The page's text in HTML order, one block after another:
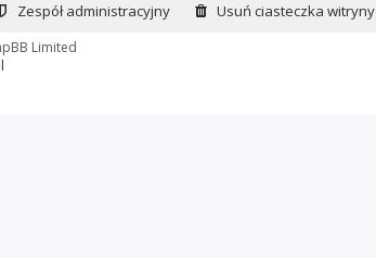
Usuń ciasteczka witryny
Zespół administracyjny
Limited